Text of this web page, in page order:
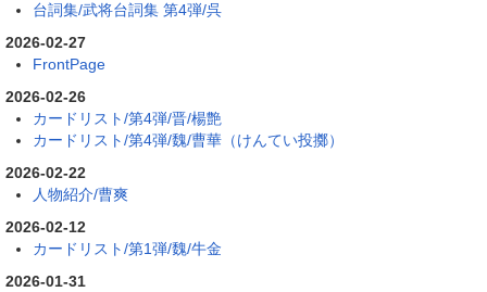
台詞集/武将台詞集 第4弾/呉
2026-02-27
FrontPage
2026-02-26
カードリスト/第4弾/晋/楊艶
カードリスト/第4弾/魏/曹華（けんてい投擲）
2026-02-22
人物紹介/曹爽
2026-02-12
カードリスト/第1弾/魏/牛金
2026-01-31